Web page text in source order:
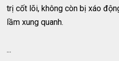
trị cốt lõi, không còn bị xáo
lầm xung quanh.
...